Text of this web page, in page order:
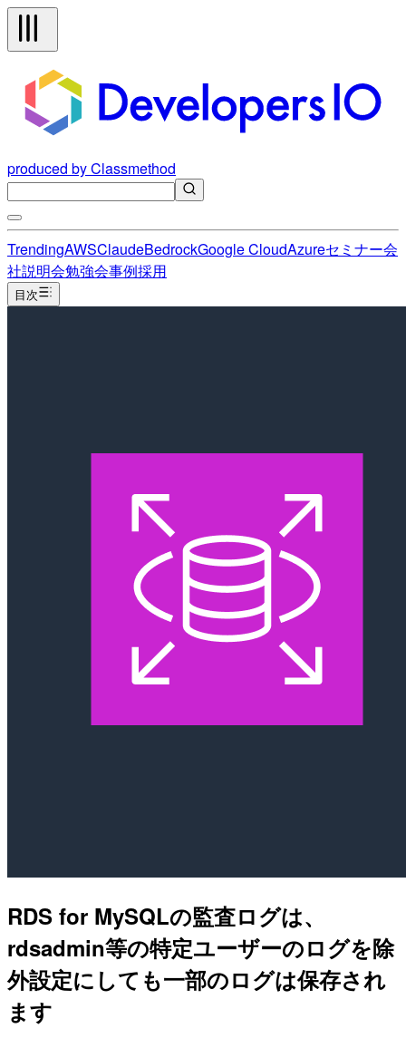
produced by Classmethod
TrendingAWSClaudeBedrockGoogle CloudAzureセミナー会
社説明会勉強会事例採用
目次
RDS for MySQLの監査ログは、
rdsadmin等の特定ユーザーのログを除
外設定にしても一部のログは保存され
ます